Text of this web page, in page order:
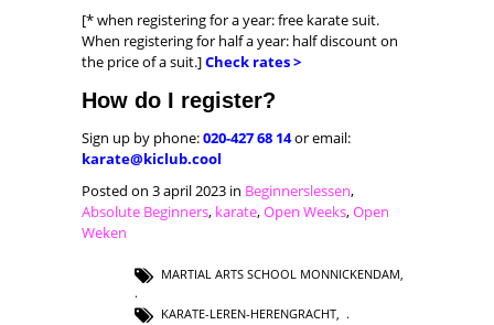
[* when registering for a year: free karate suit.
When registering for half a year: half discount on
the price of a suit.]Check rates >
How do I register?
Sign up by phone:020-427 68 14or email:
karate@kiclub.cool
Posted on 3 april 2023 in Beginnerslessen,
Absolute Beginners, karate,Open Weeks,Open
Weken
MARTIAL ARTS SCHOOL MONNICKENDAM,
KARATE-LEREN-HERENGRACHT,